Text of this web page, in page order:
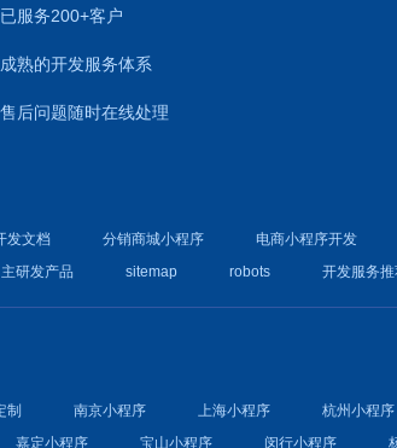
已服务200+客户
成熟的开发服务体系
售后问题随时在线处理
发文档 分销商城小程序 电商小程序开发
研发产品 sitemap robots 开发服务
制 南京小程序 上海小程序 杭州小程序
嘉定小程序 宝山小程序 闵行小程序